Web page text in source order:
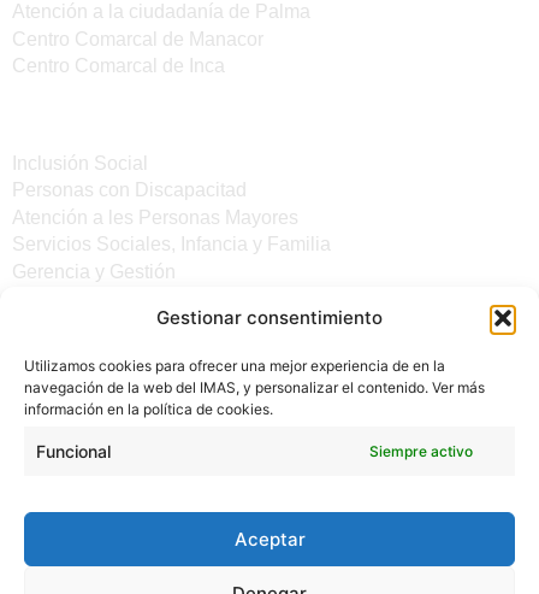
Gestionar consentimiento
Utilizamos cookies para ofrecer una mejor experiencia de en la
navegación de la web del IMAS, y personalizar el contenido. Ver más
información en la política de cookies.
Funcional Siempre activo
Aceptar
Atención a la ciudadanía de Palma
Centro Comarcal de Manacor
Centro Comarcal de Inca
Inclusión Social
Personas con Discapacitad
Atención a les Personas Mayores
Servicios Sociales, Infancia y Familia
Gerencia y Gestión
Otros enlaces
Noticias
Sede electrónica del CiM
Protección de Datos